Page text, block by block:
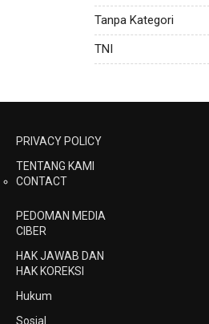
Tanpa Kategori
TNI
PRIVACY POLICY
TENTANG KAMI
CONTACT
PEDOMAN MEDIA
CIBER
HAK JAWAB DAN
HAK KOREKSI
Hukum
Sosial